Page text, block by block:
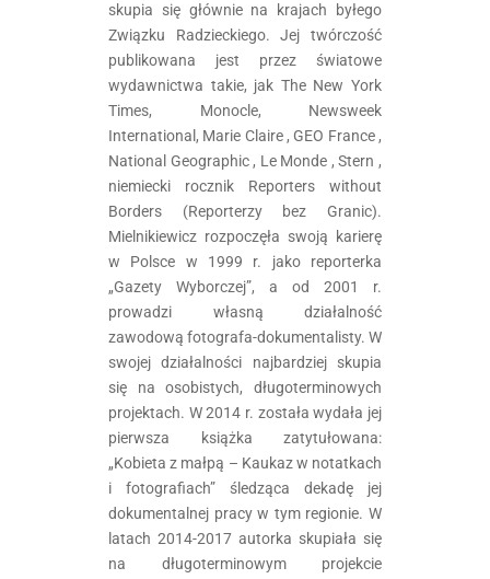
skupia się głównie na krajach byłego
Związku Radzieckiego. Jej twórczość
publikowana jest przez światowe
wydawnictwa takie, jak The New York
Times, Monocle, Newsweek
International, Marie Claire , GEO France ,
National Geographic , Le Monde , Stern ,
niemiecki rocznik Reporters without
Borders (Reporterzy bez Granic).
Mielnikiewicz rozpoczęła swoją karierę
w Polsce w 1999 r. jako reporterka
„Gazety Wyborczej”, a od 2001 r.
prowadzi własną działalność
zawodową fotografa-dokumentalisty. W
swojej działalności najbardziej skupia
się na osobistych, długoterminowych
projektach. W 2014 r. została wydała jej
pierwsza książka zatytułowana:
„Kobieta z małpą – Kaukaz w notatkach
i fotografiach” śledząca dekadę jej
dokumentalnej pracy w tym regionie. W
latach 2014-2017 autorka skupiała się
na długoterminowym projekcie